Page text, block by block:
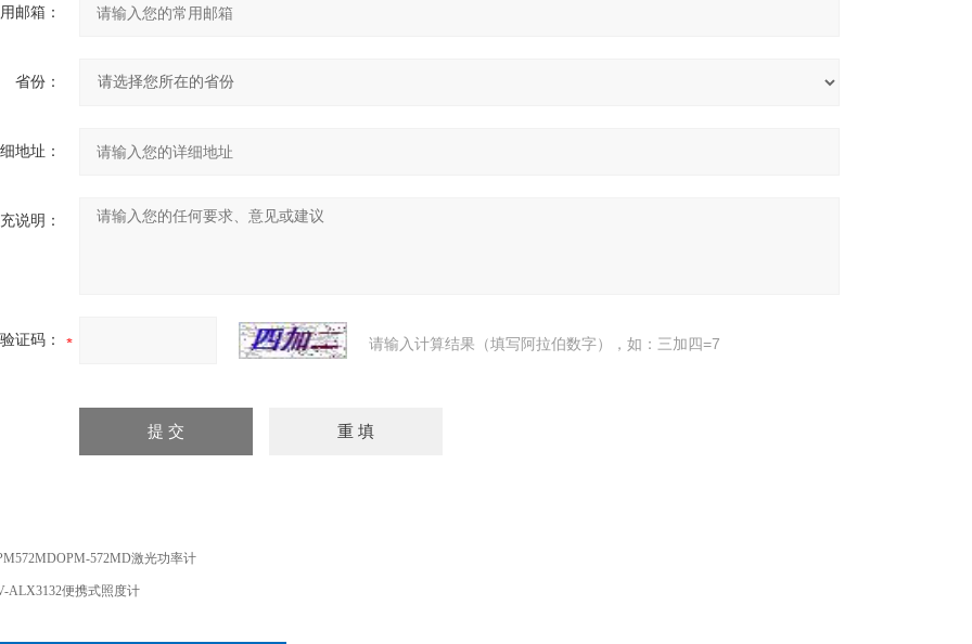
邮箱：
省份：
地址：
说明：
验证码： 请输入计算结果（填写阿拉伯数字），如：三加四=7
572MD激光功率计
ALX3132便携式照度计